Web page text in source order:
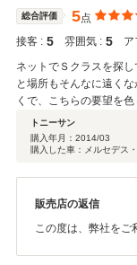
ますが、お車がお手
楽しみ下さい！引き
総合評価 5点
接客 : 5 雰囲気 : 5 ア
ネットでＳクラスを探
と場所もそんなに遠く
くで、こちらの要望を
い対応でほぼ最短での
トニーサン
購入年月： 2014/03
購入した車：メルセデス
販売店の返信
この度は、弊社をご